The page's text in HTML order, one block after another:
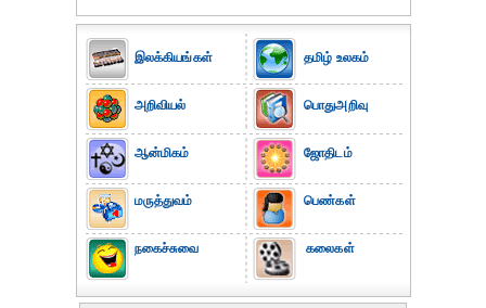
இலக்கியங்கள்
அறிவியல்
ஆன்மிகம்
மருத்துவம்
நகைச்சுவை
தமிழ் உலகம்
பொதுஅறிவு
ஜோதிடம்
பெண்கள்
கலைகள்